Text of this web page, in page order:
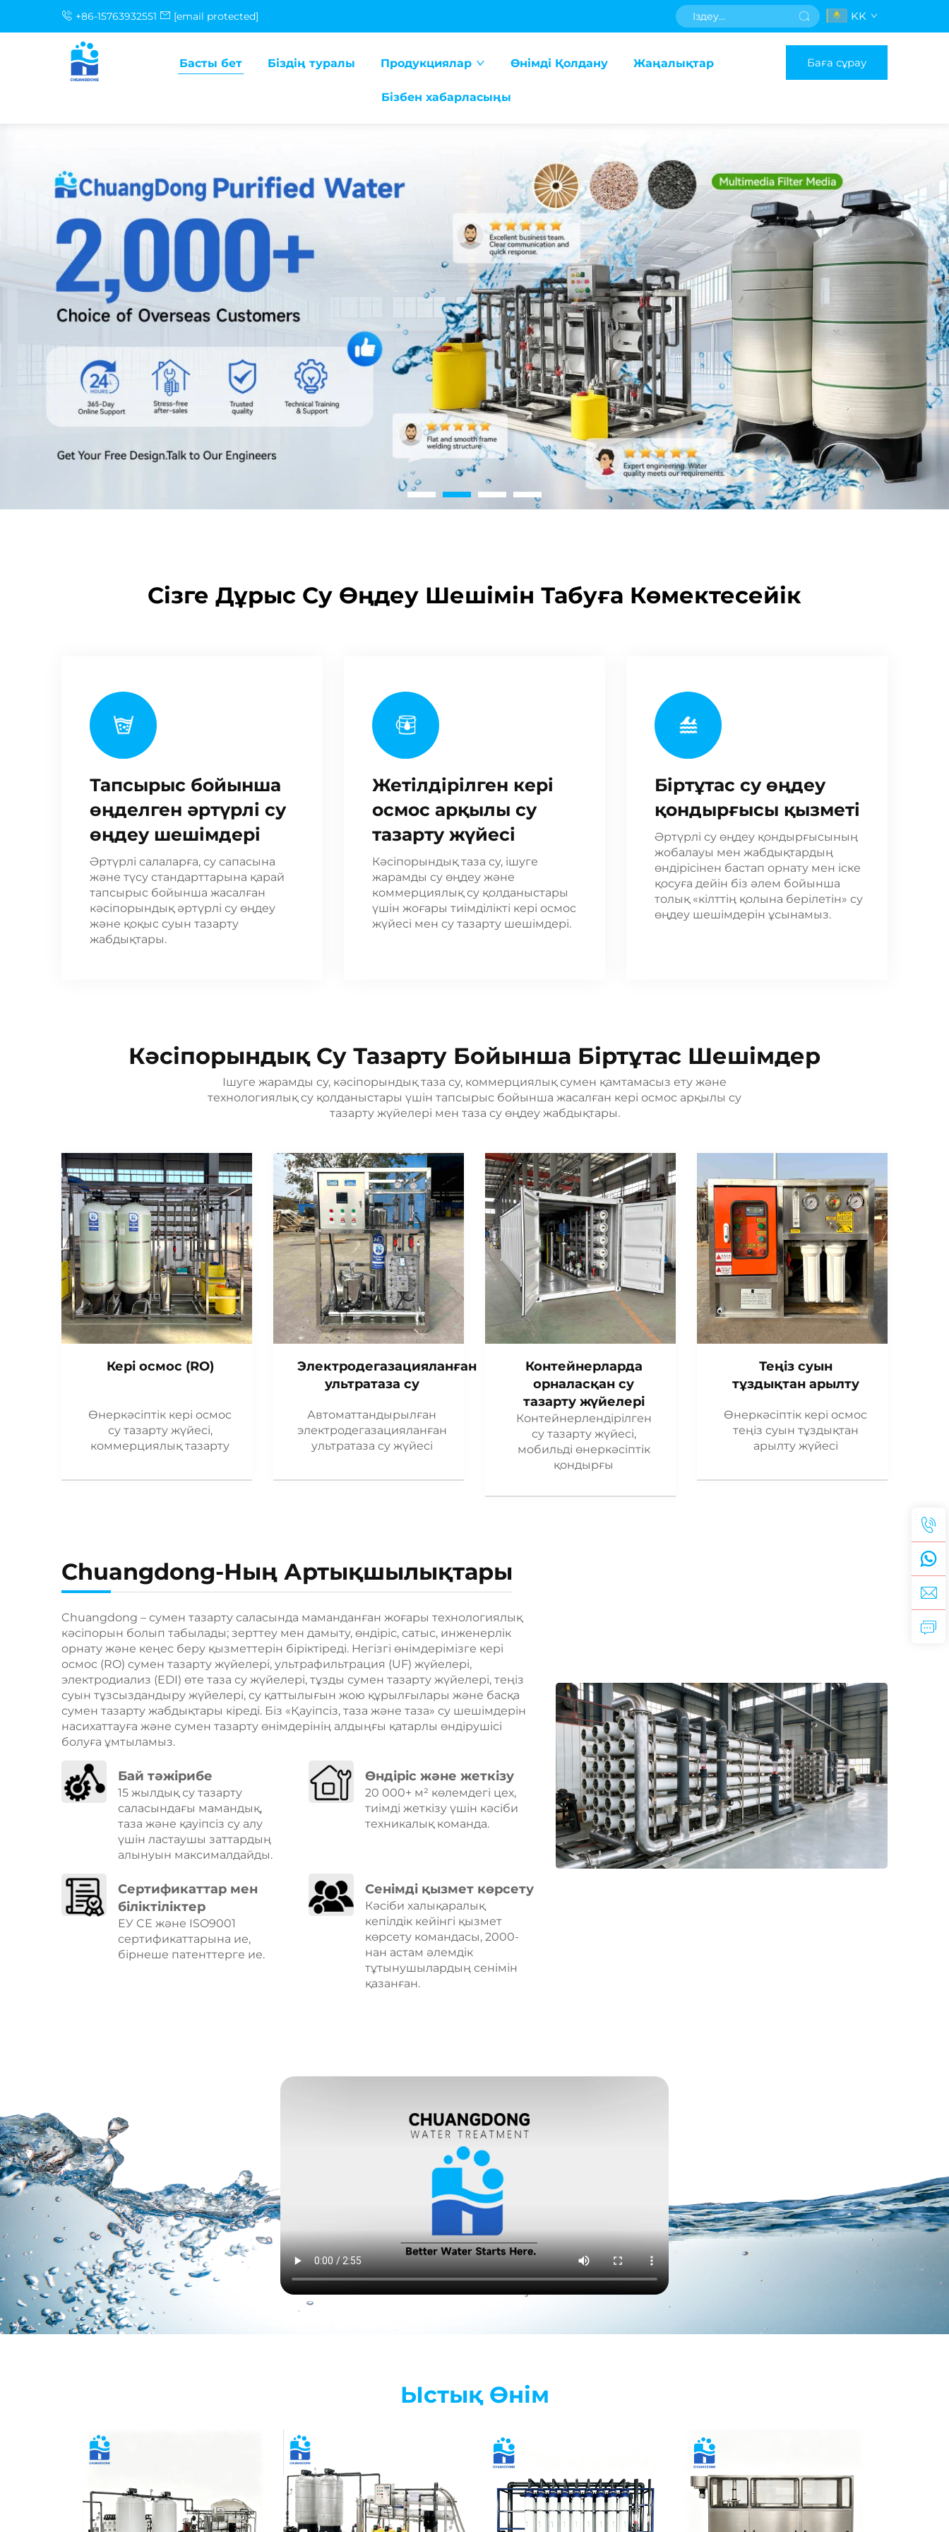
+86-15763932551 [email protected] KK
Басты бет Біздің туралы Продукциялар Өнімді Қолдану Жаңалықтар
Бізбен хабарласыңы
Баға сұрау
Сізге Дұрыс Су Өңдеу Шешімін Табуға Көмектесейік
Тапсырыс бойынша
өңделген әртүрлі су
өңдеу шешімдері
Әртүрлі салаларға, су сапасына
және түсу стандарттарына қарай
тапсырыс бойынша жасалған
кәсіпорындық әртүрлі су өңдеу
және қоқыс суын тазарту
жабдықтары.
Жетілдірілген кері
осмос арқылы су
тазарту жүйесі
Кәсіпорындық таза су, ішуге
жарамды су өңдеу және
коммерциялық су қолданыстары
үшін жоғары тиімділікті кері осмос
жүйесі мен су тазарту шешімдері.
Біртұтас су өңдеу
қондырғысы қызметі
Әртүрлі су өңдеу қондырғысының
жобалауы мен жабдықтардың
өндірісінен бастап орнату мен іске
қосуға дейін біз әлем бойынша
толық «кілттің қолына берілетін» су
өңдеу шешімдерін ұсынамыз.
Кәсіпорындық Су Тазарту Бойынша Біртұтас Шешімдер
Ішуге жарамды су, кәсіпорындық таза су, коммерциялық сумен қамтамасыз ету және
технологиялық су қолданыстары үшін тапсырыс бойынша жасалған кері осмос арқылы су
тазарту жүйелері мен таза су өңдеу жабдықтары.
Кері осмос (RO)
Өнеркәсіптік кері осмос
су тазарту жүйесі,
коммерциялық тазарту
Электродегазацияланған
ультратаза су
Автоматтандырылған
электродегазацияланған
ультратаза су жүйесі
Контейнерларда
орналасқан су
тазарту жүйелері
Контейнерлендірілген
су тазарту жүйесі,
мобильді өнеркәсіптік
қондырғы
Теңіз суын
тұздықтан арылту
Өнеркәсіптік кері осмос
теңіз суын тұздықтан
арылту жүйесі
Chuangdong-Ның Артықшылықтары
Chuangdong – сумен тазарту саласында маманданған жоғары технологиялық
кәсіпорын болып табылады; зерттеу мен дамыту, өндіріс, сатыс, инженерлік
орнату және кеңес беру қызметтерін біріктіреді. Негізгі өнімдерімізге кері
осмос (RO) сумен тазарту жүйелері, ультрафильтрация (UF) жүйелері,
электродиализ (EDI) өте таза су жүйелері, тұзды сумен тазарту жүйелері, теңіз
суын тұзсыздандыру жүйелері, су қаттылығын жою құрылғылары және басқа
сумен тазарту жабдықтары кіреді. Біз «Қауіпсіз, таза және таза» су шешімдерін
насихаттауға және сумен тазарту өнімдерінің алдыңғы қатарлы өндірушісі
болуға ұмтыламыз.
Бай тәжірибе
15 жылдық су тазарту
саласындағы мамандық,
таза және қауіпсіз су алу
үшін ластаушы заттардың
алынуын максималдайды.
Өндіріс және жеткізу
20 000+ м² көлемдегі цех,
тиімді жеткізу үшін кәсіби
техникалық команда.
Сертификаттар мен
біліктіліктер
ЕУ CE және ISO9001
сертификаттарына ие,
бірнеше патенттерге ие.
Сенімді қызмет көрсету
Кәсіби халықаралық
кепілдік кейінгі қызмет
көрсету командасы, 2000-
нан астам әлемдік
тұтынушылардың сенімін
қазанған.
Ыстық Өнім